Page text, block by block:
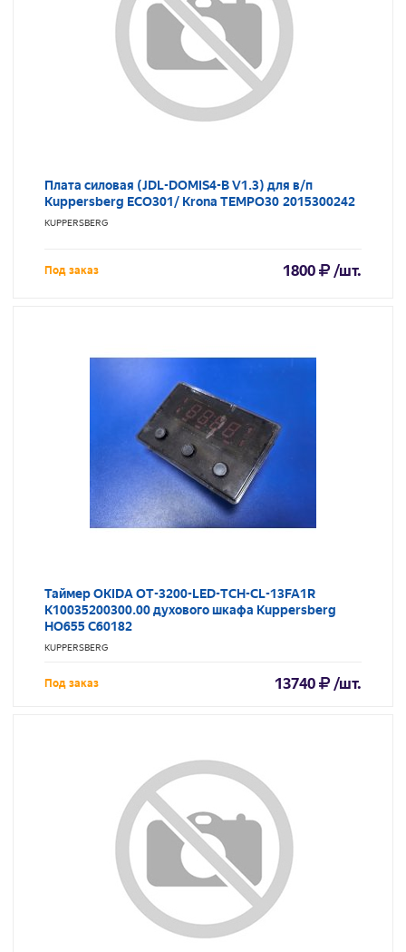
Плата силовая (JDL-DOMIS4-B V1.3) для в/п
Kuppersberg ECO301/ Krona TEMPO30 2015300242
KUPPERSBERG
Под заказ 1800 /шт.
Таймер OKIDA OT-3200-LED-TCH-CL-13FA1R
K10035200300.00 духового шкафа Kuppersberg
HO655 C60182
KUPPERSBERG
Под заказ 13740 /шт.